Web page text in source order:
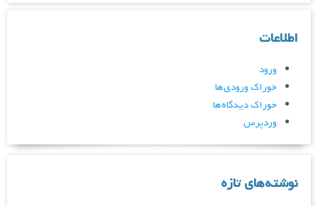
اطلاعات
ورود
خوراک ورودی‌ها
خوراک دیدگاه‌ها
وردپرس
نوشته‌های تازه